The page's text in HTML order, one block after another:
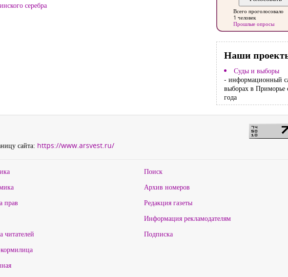
серебра
Всего проголосовало
1 человек
Прошлые опросы
Наши
Суды и выборы
- информационный
выборах в Приморье
года
сайта: https://www.arsvest.ru/
прав
читателей
Поиск
Архив номеров
Редакция газеты
Информация рекламодателям
Подписка